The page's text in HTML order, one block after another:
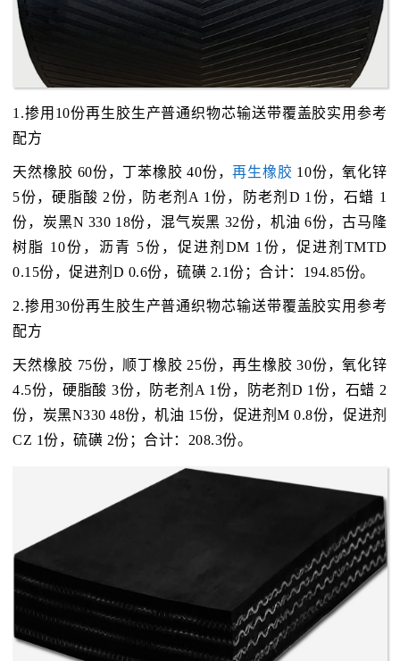
1.掺用10份再生胶生产普通织物芯输送带覆盖胶实用参考
配方
天然橡胶 60份，丁苯橡胶 40份，再生橡胶 10份，氧化锌
5份，硬脂酸 2份，防老剂A 1份，防老剂D 1份，石蜡 1
份，炭黑N 330 18份，混气炭黑 32份，机油 6份，古马隆
树脂 10份，沥青 5份，促进剂DM 1份，促进剂TMTD
0.15份，促进剂D 0.6份，硫磺 2.1份；合计：194.85份。
2.掺用30份再生胶生产普通织物芯输送带覆盖胶实用参考
配方
天然橡胶 75份，顺丁橡胶 25份，再生橡胶 30份，氧化锌
4.5份，硬脂酸 3份，防老剂A 1份，防老剂D 1份，石蜡 2
份，炭黑N330 48份，机油 15份，促进剂M 0.8份，促进剂
CZ 1份，硫磺 2份；合计：208.3份。